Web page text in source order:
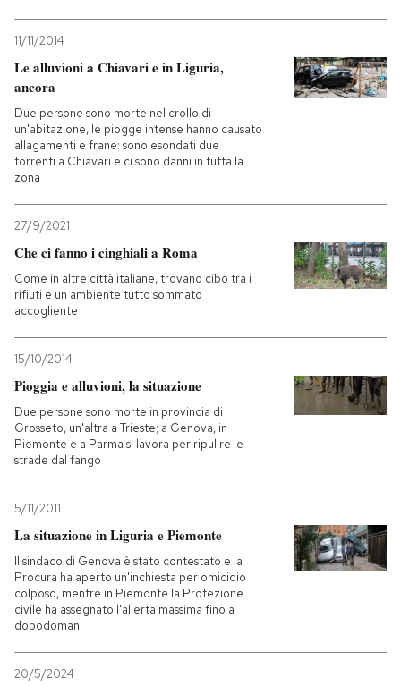
11/11/2014
Le alluvioni a Chiavari e in Liguria,
ancora
Due persone sono morte nel crollo di
un'abitazione, le piogge intense hanno causato
allagamenti e frane: sono esondati due
torrenti a Chiavari e ci sono danni in tutta la
zona
27/9/2021
Che ci fanno i cinghiali a Roma
Come in altre città italiane, trovano cibo tra i
rifiuti e un ambiente tutto sommato
accogliente
15/10/2014
Pioggia e alluvioni, la situazione
Due persone sono morte in provincia di
Grosseto, un'altra a Trieste; a Genova, in
Piemonte e a Parma si lavora per ripulire le
strade dal fango
5/11/2011
La situazione in Liguria e Piemonte
Il sindaco di Genova è stato contestato e la
Procura ha aperto un'inchiesta per omicidio
colposo, mentre in Piemonte la Protezione
civile ha assegnato l'allerta massima fino a
dopodomani
20/5/2024